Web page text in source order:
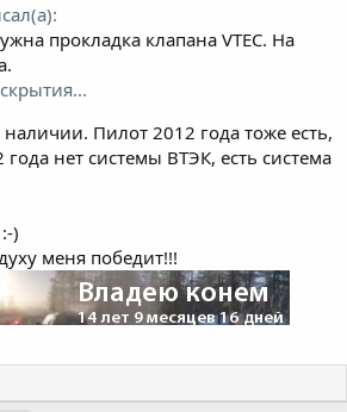
прокладка клапана VTEC. На
Пилот 2012 года тоже есть,
нет системы ВТЭК, есть система
)
меня победит!!!